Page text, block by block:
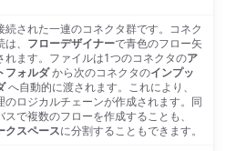
続された一連のコネクタ群です。コネク
、 フローデザイナーで青色のフロー矢
れます。ファイルは1つのコネクタのア
フォルダから次のコネクタのインプッ
へ自動的に渡されます。これにより、
のロジカルチェーンが作成されます。同
スで複数のフローを作成することも、
クスペースに分割することもできます。